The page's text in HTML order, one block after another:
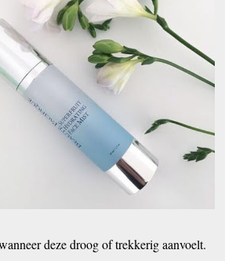
deze droog of trekkerig aanvoelt.